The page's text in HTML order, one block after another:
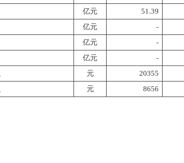
亿元 51.39
亿元 -
亿元 -
亿元 -
元 20355
元 8656